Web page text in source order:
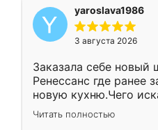
yaroslava1986
3 августа 2026
Заказала себе новый
Ренессанс где ранее
новую кухню.Чего
вполне довольна.
два года, нареканий
Читать полностью